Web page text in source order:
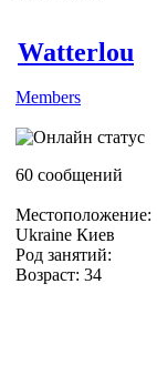
Watterlou
Members
60 сообщений
Местоположение:
Ukraine Киев
Род занятий:
Возраст: 34